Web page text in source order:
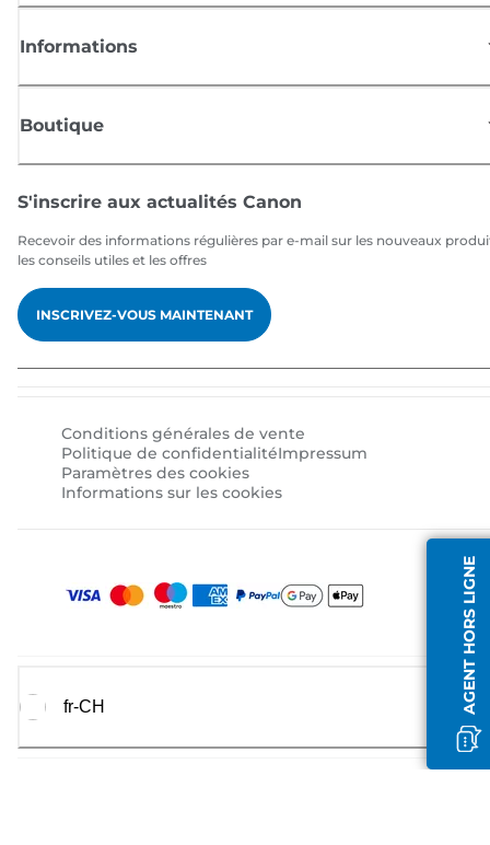
AGENT HORS LIGNE
Informations
Boutique
S'inscrire aux actualités Canon
Recevoir des informations régulières par e-mail sur les nouveaux
les conseils utiles et les offres
INSCRIVEZ-VOUS MAINTENANT
Conditions générales de vente
Politique de confidentialitéImpressum
Paramètres des cookies
Informations sur les cookies
fr-CH